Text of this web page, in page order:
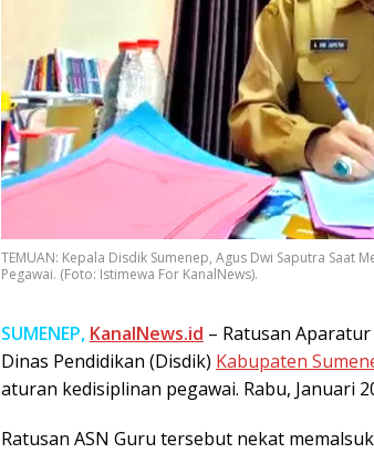
TEMUAN: Kepala Disdik Sumenep, Agus Dwi Saputra Saat
Pegawai. (Foto: Istimewa For KanalNews).
SUMENEP, KanalNews.id – Ratusan
Dinas Pendidikan (Disdik) Kabupaten
aturan kedisiplinan pegawai. Rabu, Januari
Ratusan ASN Guru tersebut nekat